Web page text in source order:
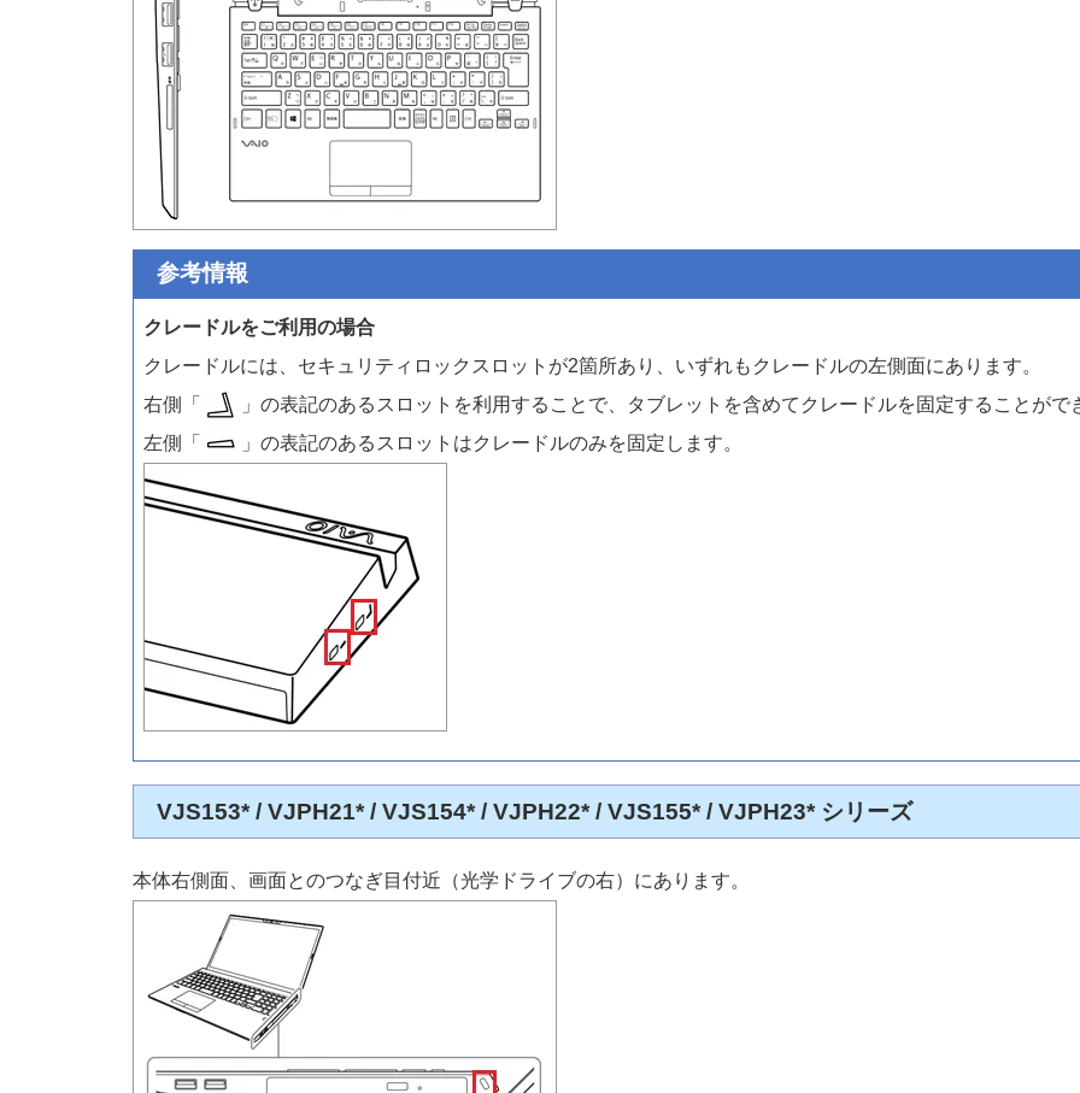
参考情報
クレードルをご利用の場合
クレードルには、セキュリティロックスロットが2箇所あり、いずれもクレードルの左側面にあります。
右側「
」の表記のあるスロットを利用することで、タブレットを含めてクレードルを固定することがで
左側「
」の表記のあるスロットはクレードルのみを固定します。
VJS153* / VJPH21* / VJS154* / VJPH22* / VJS155* / VJPH23* シリーズ
本体右側面、画面とのつなぎ目付近（光学ドライブの右）にあります。